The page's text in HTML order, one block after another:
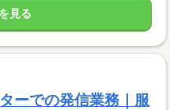
見る
ーでの発信業務｜服